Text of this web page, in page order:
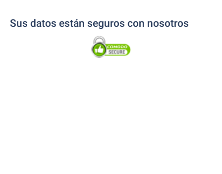
Sus datos están seguros con nosotros